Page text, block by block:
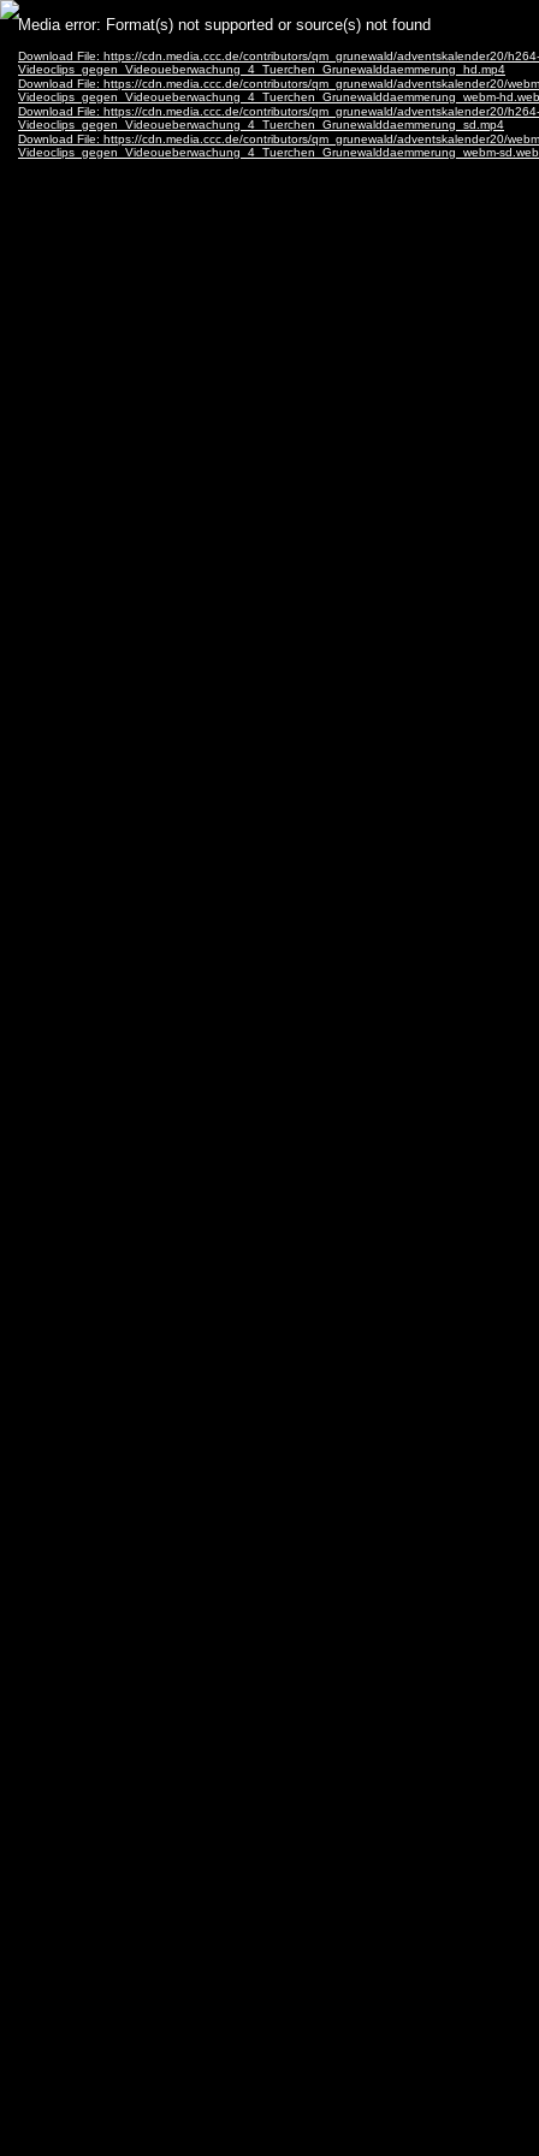
Video
Player
Media error: Format(s) not supported or source(s) not found
Download File: https://cdn.media.ccc.de/contributors/qm_grunewald/adventskalender20/
Videoclips_gegen_Videoueberwachung_4_Tuerchen_Grunewalddaemmerung_hd.mp4
Download File: https://cdn.media.ccc.de/contributors/qm_grunewald/adventskalender20/
Videoclips_gegen_Videoueberwachung_4_Tuerchen_Grunewalddaemmerung_webm-
Download File: https://cdn.media.ccc.de/contributors/qm_grunewald/adventskalender20/
Videoclips_gegen_Videoueberwachung_4_Tuerchen_Grunewalddaemmerung_sd.mp4
Download File: https://cdn.media.ccc.de/contributors/qm_grunewald/adventskalender20/
Videoclips_gegen_Videoueberwachung_4_Tuerchen_Grunewalddaemmerung_webm-